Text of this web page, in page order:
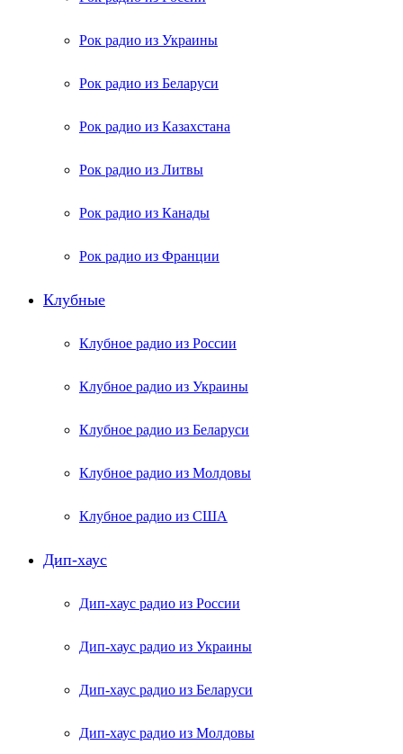
Рок радио из Украины
Рок радио из Беларуси
Рок радио из Казахстана
Рок радио из Литвы
Рок радио из Канады
Рок радио из Франции
Клубные
Клубное радио из России
Клубное радио из Украины
Клубное радио из Беларуси
Клубное радио из Молдовы
Клубное радио из США
Дип-хаус
Дип-хаус радио из России
Дип-хаус радио из Украины
Дип-хаус радио из Беларуси
Дип-хаус радио из Молдовы